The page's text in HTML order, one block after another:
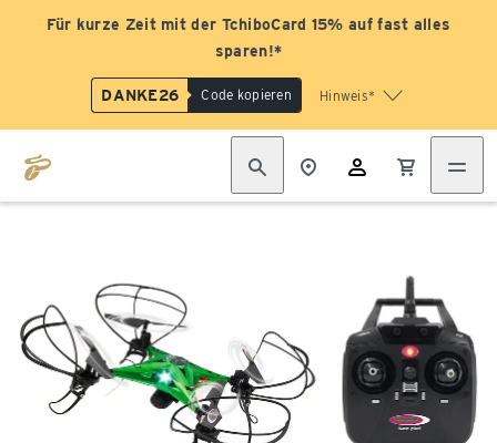
Für kurze Zeit mit der TchiboCard 15% auf fast alles
sparen!*
DANKE26 Code kopieren Hinweis*